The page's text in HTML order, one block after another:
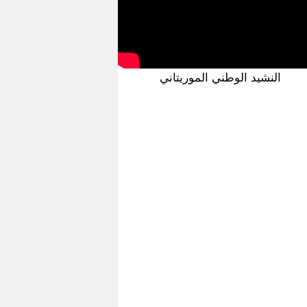
النشيد الوطني الموريتاني